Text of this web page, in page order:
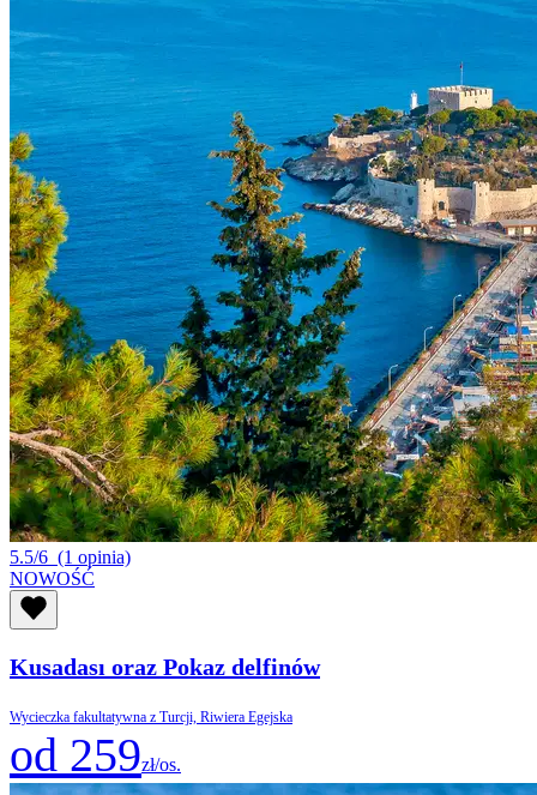
5.5/6 (1 opinia)
NOWOŚĆ
Kusadası oraz Pokaz delfinów
Wycieczka fakultatywna z Turcji, Riwiera Egejska
od 259zł/os.